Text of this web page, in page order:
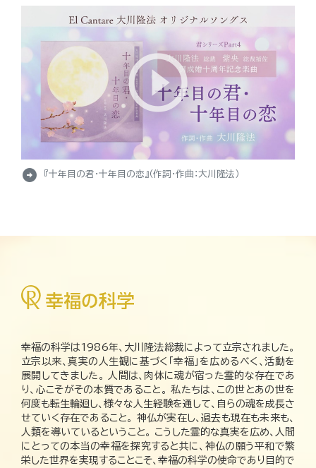
arrow_circle_right 『十年目の君・十年目の恋』（作詞・作曲：大川隆法）
幸福の科学は1986年、大川隆法総裁によって立宗されました。
立宗以来、真実の人生観に基づく「幸福」を広めるべく、活動を
展開してきました。 人間は、肉体に魂が宿った霊的な存在であ
り、心こそがその本質であること。 私たちは、この世とあの世を
何度も転生輪廻し、様々な人生経験を通して、自らの魂を成長さ
せていく存在であること。 神仏が実在し、過去も現在も未来も、
人類を導いているということ。 こうした霊的な真実を広め、人間
にとっての本当の幸福を探究すると共に、神仏の願う平和で繁
栄した世界を実現することこそ、幸福の科学の使命であり目的で